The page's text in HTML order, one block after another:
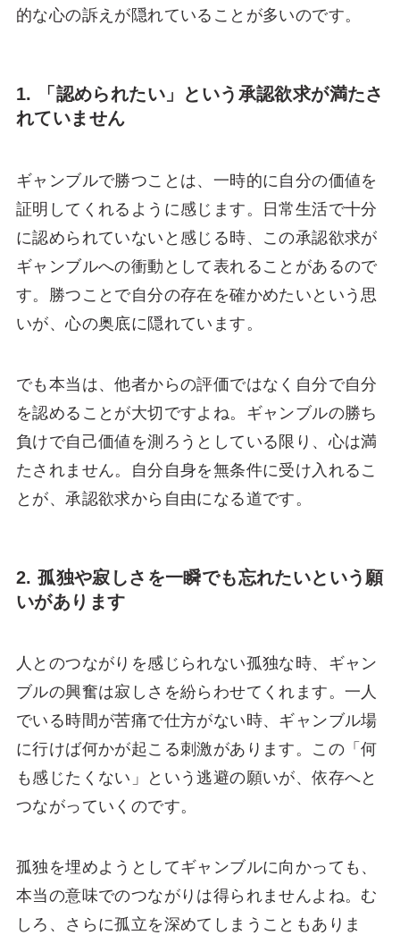
的な心の訴えが隠れていることが多いのです。
1. 「認められたい」という承認欲求が満たさ
れていません
ギャンブルで勝つことは、一時的に自分の価値を
証明してくれるように感じます。日常生活で十分
に認められていないと感じる時、この承認欲求が
ギャンブルへの衝動として表れることがあるので
す。勝つことで自分の存在を確かめたいという思
いが、心の奥底に隠れています。
でも本当は、他者からの評価ではなく自分で自分
を認めることが大切ですよね。ギャンブルの勝ち
負けで自己価値を測ろうとしている限り、心は満
たされません。自分自身を無条件に受け入れるこ
とが、承認欲求から自由になる道です。
2. 孤独や寂しさを一瞬でも忘れたいという願
いがあります
人とのつながりを感じられない孤独な時、ギャン
ブルの興奮は寂しさを紛らわせてくれます。一人
でいる時間が苦痛で仕方がない時、ギャンブル場
に行けば何かが起こる刺激があります。この「何
も感じたくない」という逃避の願いが、依存へと
つながっていくのです。
孤独を埋めようとしてギャンブルに向かっても、
本当の意味でのつながりは得られませんよね。む
しろ、さらに孤立を深めてしまうこともありま